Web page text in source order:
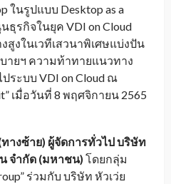
ในรูปแบบ Desktop as a
ธุรกิจในยุค VDI on Cloud
สูงในเวทีเสวนาพิเศษแบ่งปัน
ายฯ ความท้าทายแนวทาง
ระบบ VDI on Cloud ณ
เมื่อวันที่ 8 พฤศจิกายน 2565
างซ้าย) ผู้จัดการทั่วไป บริษัท
จำกัด (มหาชน) โดยกลุ่ม
ร่วมกับ บริษัท หัวเว่ย